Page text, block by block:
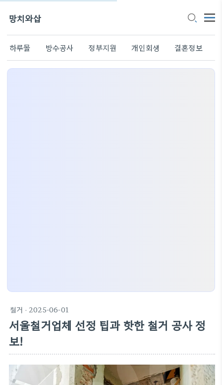
망치와삽
하루몰 방수공사 정부지원 개인회생 결혼정보
철거 · 2025-06-01
서울철거업체 선정 팁과 핫한 철거 공사 정
보!